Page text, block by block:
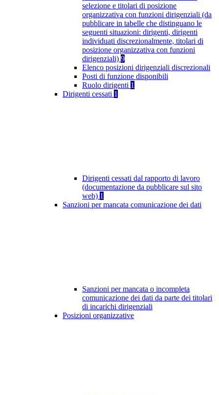
selezione e titolari di posizione
organizzativa con funzioni dirigenziali (da
pubblicare in tabelle che distinguano le
seguenti situazioni: dirigenti, dirigenti
individuati discrezionalmente, titolari di
posizione organizzativa con funzioni
dirigenziali) 9
Elenco posizioni dirigenziali discrezionali
Posti di funzione disponibili
Ruolo dirigenti 1
Dirigenti cessati 1
Dirigenti cessati dal rapporto di lavoro
(documentazione da pubblicare sul sito
web) 1
Sanzioni per mancata comunicazione dei dati
Sanzioni per mancata o incompleta
comunicazione dei dati da parte dei titolari
di incarichi dirigenziali
Posizioni organizzative